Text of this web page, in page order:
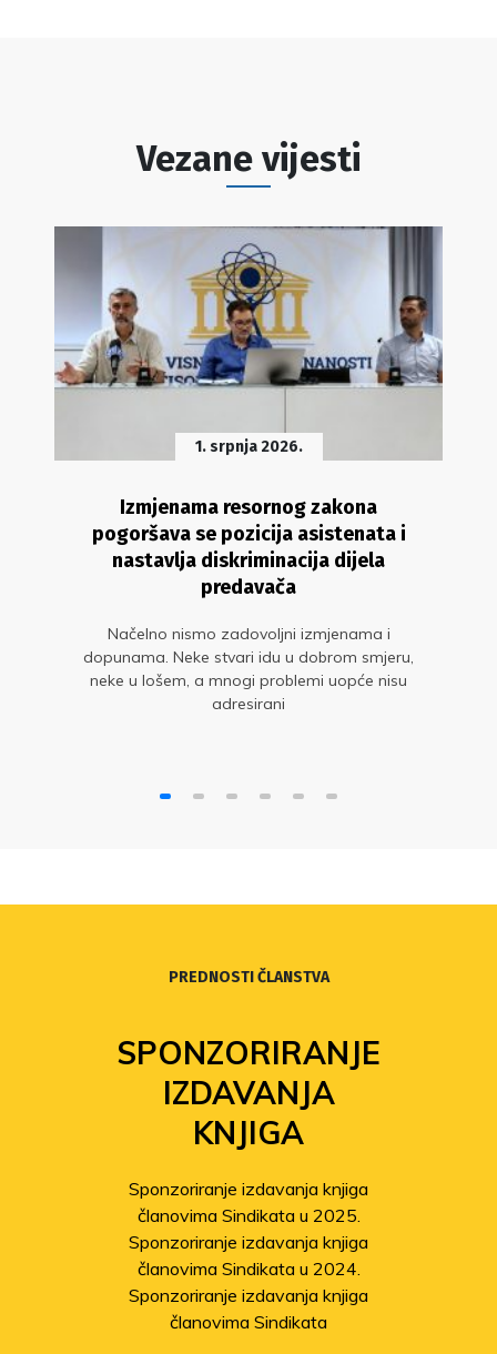
Vezane vijesti
1. srpnja 2026.
Izmjenama resornog zakona
pogoršava se pozicija asistenata i
nastavlja diskriminacija dijela
predavača
Načelno nismo zadovoljni izmjenama i
dopunama. Neke stvari idu u dobrom smjeru,
neke u lošem, a mnogi problemi uopće nisu
adresirani
PREDNOSTI ČLANSTVA
SPONZORIRANJE
IZDAVANJA
KNJIGA
Sponzoriranje izdavanja knjiga
članovima Sindikata u 2025.
Sponzoriranje izdavanja knjiga
članovima Sindikata u 2024.
Sponzoriranje izdavanja knjiga
članovima Sindikata